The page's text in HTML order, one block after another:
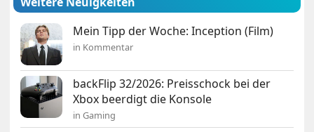
Mein Tipp der Woche: Inception (Film)
in Kommentar
backFlip 32/2026: Preisschock bei der
Xbox beerdigt die Konsole
in Gaming